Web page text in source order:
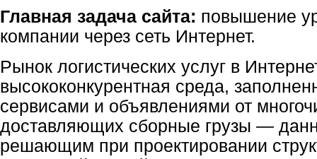
Главная задача сайта: повышение
компании через сеть Интернет.
Рынок логистических услуг в
высококонкурентная среда,
сервисами и объявлениями от
доставляющих сборные грузы —
решающим при проектировании